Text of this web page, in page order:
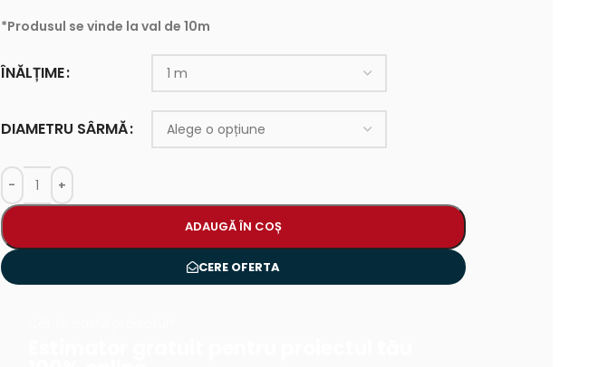
*Produsul se vinde la val de 10m
ÎNĂLȚIME
DIAMETRU SÂRMĂ
ADAUGĂ ÎN COȘ
CERE OFERTA